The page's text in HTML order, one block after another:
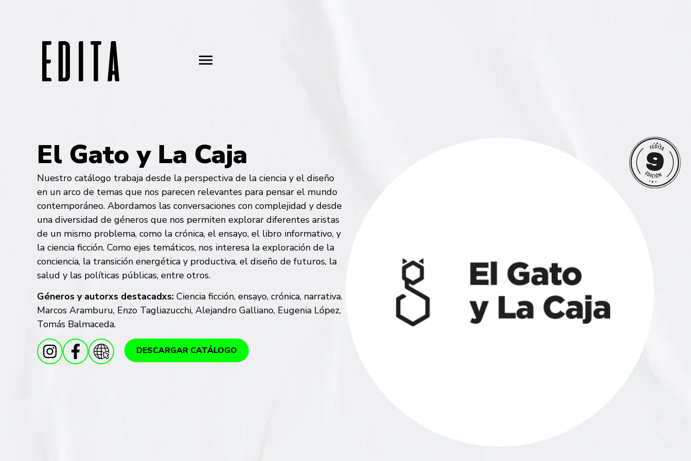
El Gato y La Caja
Nuestro catálogo trabaja desde la perspectiva de la ciencia y el diseño
en un arco de temas que nos parecen relevantes para pensar el mundo
contemporáneo. Abordamos las conversaciones con complejidad y desde
una diversidad de géneros que nos permiten explorar diferentes aristas
de un mismo problema, como la crónica, el ensayo, el libro informativo, y
la ciencia ficción. Como ejes temáticos, nos interesa la exploración de la
conciencia, la transición energética y productiva, el diseño de futuros, la
salud y las políticas públicas, entre otros.
Géneros y autorxs destacadxs: Ciencia ficción, ensayo, crónica, narrativa.
Marcos Aramburu, Enzo Tagliazucchi, Alejandro Galliano, Eugenia López,
Tomás Balmaceda.
DESCARGAR CATÁLOGO